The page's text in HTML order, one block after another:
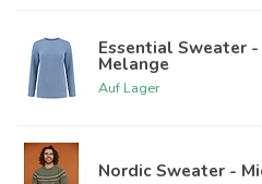
Essential Sweater
Melange
Auf Lager
Nordic Sweater -